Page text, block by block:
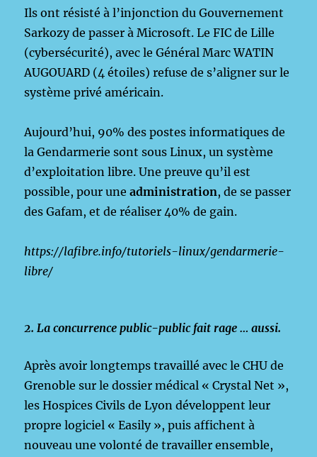
Ils ont résisté à l’injonction du Gouvernement
Sarkozy de passer à Microsoft. Le FIC de Lille
(cybersécurité), avec le Général Marc WATIN
AUGOUARD (4 étoiles) refuse de s’aligner sur le
système privé américain.
Aujourd’hui, 90% des postes informatiques de
la Gendarmerie sont sous Linux, un système
d’exploitation libre. Une preuve qu’il est
possible, pour uneadministration, de se passer
des Gafam, et de réaliser 40% de gain.
https://lafibre.info/tutoriels-linux/gendarmerie-
libre/
2. La concurrence public-public fait rage … aussi.
Après avoir longtemps travaillé avec le CHU de
Grenoble sur le dossier médical « Crystal Net »,
les Hospices Civils de Lyon développent leur
propre logiciel « Easily », puis affichent à
nouveau une volonté de travailler ensemble,